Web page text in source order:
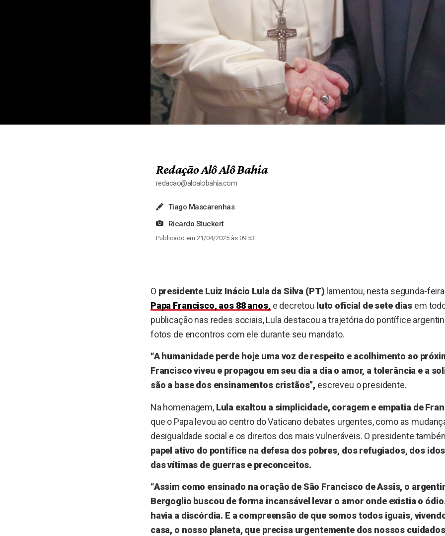
Redação Alô Alô Bahia
redacao@aloalobahia.com
Tiago Mascarenhas
Ricardo Stuckert
Publicado em 21/04/2025 às 09:53
O presidente Luiz Inácio Lula da Silva (PT) lamentou, nesta segunda-feira
Papa Francisco, aos 88 anos, e decretou luto oficial de sete dias em
publicação nas redes sociais, Lula destacou a trajetória do pontífice
fotos de encontros com ele durante seu mandato.
“A humanidade perde hoje uma voz de respeito e acolhimento ao
Francisco viveu e propagou em seu dia a dia o amor, a tolerância e a
são a base dos ensinamentos cristãos”, escreveu o presidente.
Na homenagem, Lula exaltou a simplicidade, coragem e empatia de
que o Papa levou ao centro do Vaticano debates urgentes, como as
desigualdade social e os direitos dos mais vulneráveis. O presidente
papel ativo do pontífice na defesa dos pobres, dos refugiados, dos
das vítimas de guerras e preconceitos.
“Assim como ensinado na oração de São Francisco de Assis, o
Bergoglio buscou de forma incansável levar o amor onde existia o
havia a discórdia. E a compreensão de que somos todos iguais,
casa, o nosso planeta, que precisa urgentemente dos nossos